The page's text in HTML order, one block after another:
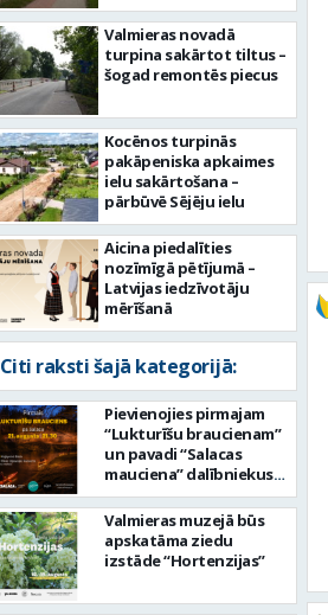
Valmieras novadā
turpina sakārtot tiltus –
šogad remontēs piecus
Kocēnos turpinās
pakāpeniska apkaimes
ielu sakārtošana –
pārbūvē Sējēju ielu
Aicina piedalīties
nozīmīgā pētījumā –
Latvijas iedzīvotāju
mērīšanā
Citi raksti šajā kategorijā:
Pievienojies pirmajam
“Lukturīšu braucienam”
un pavadi “Salacas
mauciena” dalībniekus
ceļā uz jūru!
Valmieras muzejā būs
apskatāma ziedu
izstāde “Hortenzijas”